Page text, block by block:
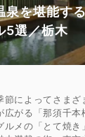
泉を堪能す
5選／栃木
節によってさま
がる「那須千本
ルメの「とて焼